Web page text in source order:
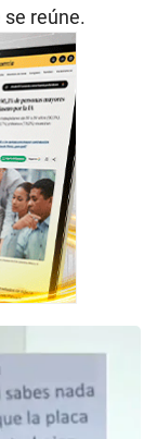
reúne.